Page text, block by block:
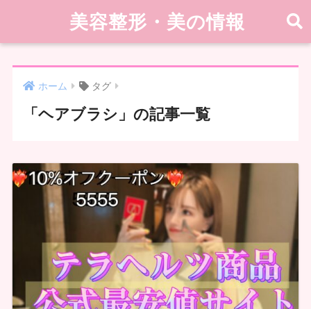
美容整形・美の情報
ホーム タグ
「ヘアブラシ」の記事一覧